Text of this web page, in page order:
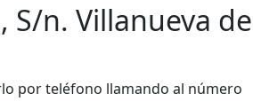
S/n. Villanueva de
por teléfono llamando al número